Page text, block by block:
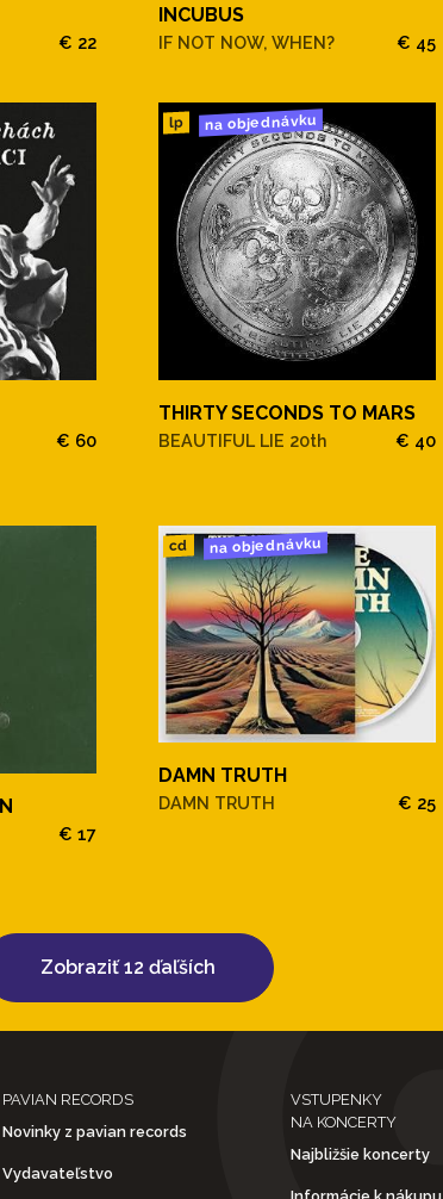
€ 22
INCUBUS
IF NOT NOW, WHEN? € 45
€ 60
lp na objednávku
THIRTY SECONDS TO MARS
BEAUTIFUL LIE 20th € 40
€ 17
cd na objednávku
DAMN TRUTH
DAMN TRUTH € 25
Zobraziť 12 ďaľších
PAVIAN RECORDS
Novinky z pavian records
Vydavateľstvo
VSTUPENKY
NA KONCERTY
Najbližšie koncerty